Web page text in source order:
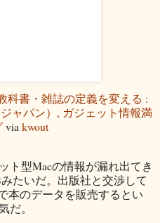
科書・雑誌の定義を変える :
ャパン）, ガジェット情報満
via kwout
ト型Macの情報が漏れ出てき
たいだ。出版社と交渉して
本のデータを販売するとい
だ。